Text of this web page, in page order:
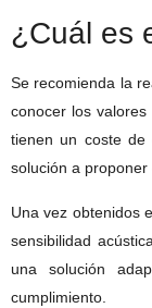
¿Cuál es
Se recomienda la
conocer los
tienen un coste de
solución a
Una vez obtenidos
sensibilidad
una solución
cumplimiento.